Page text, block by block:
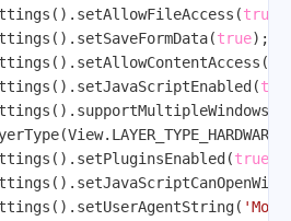
true
true);
true